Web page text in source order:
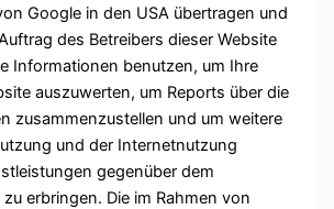
Google in den USA übertragen und
des Betreibers dieser Website
Informationen benutzen, um Ihre
auszuwerten, um Reports über die
zusammenzustellen und um weitere
und der Internetnutzung
gegenüber dem
erbringen. Die im Rahmen von